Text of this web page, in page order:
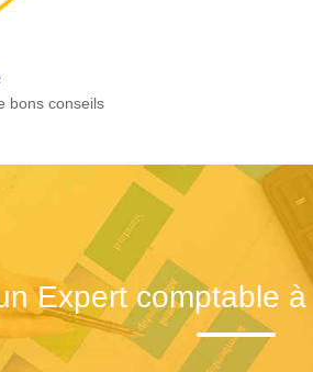
bons conseils
Expert comptable